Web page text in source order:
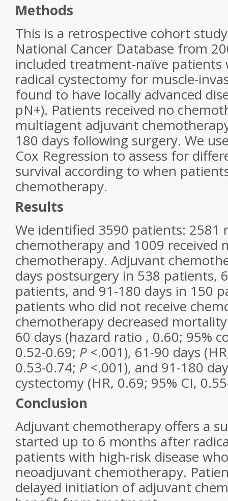
Methods
This is a retrospective cohort
National Cancer Database from
included treatment-naïve
radical cystectomy for muscle-
found to have locally advanced
pN+). Patients received no
multiagent adjuvant
180 days following surgery. We
Cox Regression to assess for
survival according to when
chemotherapy.
Results
We identified 3590 patients: 2581
chemotherapy and 1009 received
chemotherapy. Adjuvant
days postsurgery in 538 patients,
patients, and 91-180 days in 150
patients who did not receive
chemotherapy decreased
60 days (hazard ratio , 0.60; 95%
0.52-0.69; P <.001), 61-90 days
0.53-0.74; P <.001), and 91-180
cystectomy (HR, 0.69; 95% CI,
Conclusion
Adjuvant chemotherapy offers a
started up to 6 months after
patients with high-risk disease
neoadjuvant chemotherapy.
delayed initiation of adjuvant